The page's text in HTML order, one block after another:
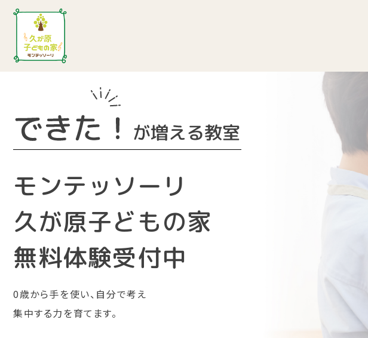
モンテッソーリ
久が原子どもの家
無料体験受付中
0歳から手を使い、自分で考え
集中する力を育てます。